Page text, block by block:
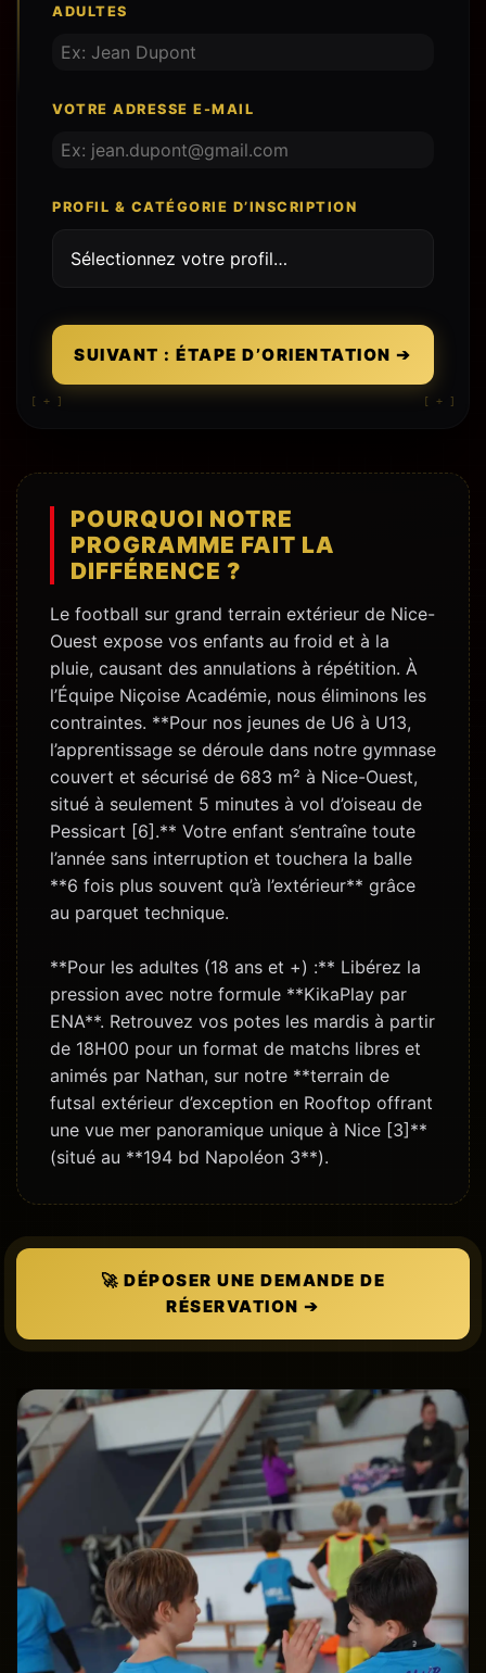
[ + ] [ + ]
ADULTES
VOTRE ADRESSE E-MAIL
PROFIL & CATÉGORIE D’INSCRIPTION
SUIVANT : ÉTAPE D’ORIENTATION ➔
POURQUOI NOTRE
PROGRAMME FAIT LA
DIFFÉRENCE ?
Le football sur grand terrain extérieur de Nice-
Ouest expose vos enfants au froid et à la
pluie, causant des annulations à répétition. À
l’Équipe Niçoise Académie, nous éliminons les
contraintes. **Pour nos jeunes de U6 à U13,
l’apprentissage se déroule dans notre gymnase
couvert et sécurisé de 683 m² à Nice-Ouest,
situé à seulement 5 minutes à vol d’oiseau de
Pessicart [6].** Votre enfant s’entraîne toute
l’année sans interruption et touchera la balle
**6 fois plus souvent qu’à l’extérieur** grâce
au parquet technique.
**Pour les adultes (18 ans et +) :** Libérez la
pression avec notre formule **KikaPlay par
ENA**. Retrouvez vos potes les mardis à partir
de 18H00 pour un format de matchs libres et
animés par Nathan, sur notre **terrain de
futsal extérieur d’exception en Rooftop offrant
une vue mer panoramique unique à Nice [3]**
(situé au **194 bd Napoléon 3**).
🚀 DÉPOSER UNE DEMANDE DE
RÉSERVATION ➔